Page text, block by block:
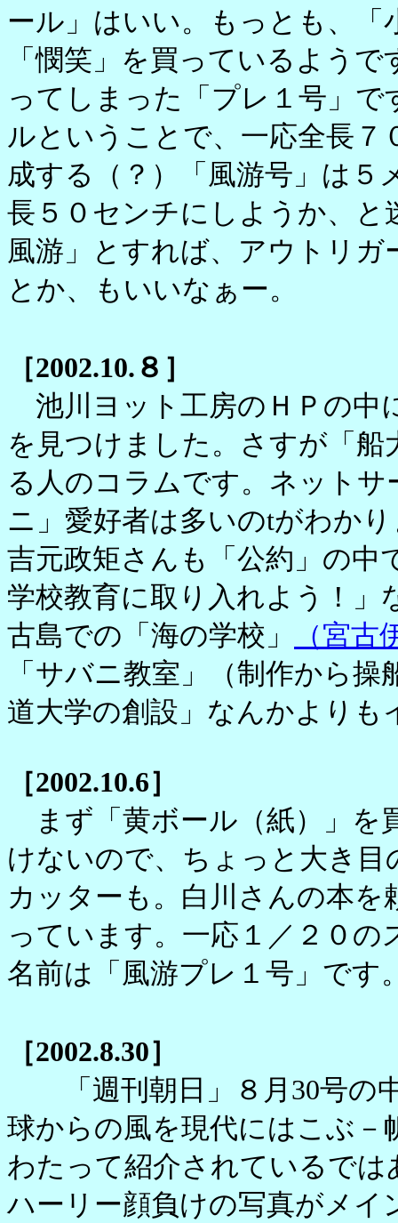
ール」はいい。もっとも、
「憫笑」を買っているよう
ってしまった「プレ１号」
ルということで、一応全長
成する（？）「風游号」は５
長５０センチにしようか、
風游」とすれば、アウトリ
とか、もいいなぁー。
［2002.10.８］
池川ヨット工房のＨＰの中
を見つけました。さすが「
る人のコラムです。ネット
ニ」愛好者は多いのtがわか
吉元政矩さんも「公約」の中
学校教育に取り入れよう！
古島での「海の学校」
（宮
「サバニ教室」（制作から
道大学の創設」なんかより
［2002.10.6］
まず「黄ボール（紙）」を
けないので、ちょっと大き
カッターも。白川さんの本
っています。一応１／２０
名前は「風游プレ１号」です
［2002.8.30］
「週刊朝日」８月30号の
球からの風を現代にはこぶ
わたって紹介されているで
ハーリー顔負けの写真がメ